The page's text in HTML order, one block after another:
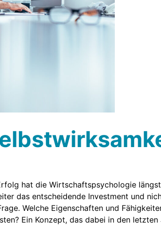
hat die Wirtschaftspsychologie
das entscheidende Investment und
Welche Eigenschaften und
Ein Konzept, das dabei in den